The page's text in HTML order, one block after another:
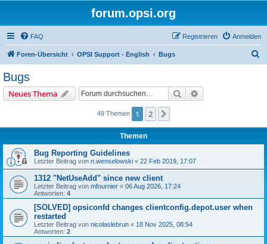
forum.opsi.org
FAQ Anmelden
Registrieren
Foren-Übersicht OPSI Support - English Bugs
Bugs
Neues Thema Suche
49 Themen 1 2
Themen
Bug Reporting Guidelines
Letzter Beitrag von n.wenselowski « 22 Feb 2019, 17:07
1312 "NetUseAdd" since new client
Letzter Beitrag von mfournier « 06 Aug 2026, 17:24
Antworten: 4
[SOLVED] opsiconfd changes clientconfig.depot.user when
restarted
Letzter Beitrag von nicolaslebrun « 18 Nov 2025, 08:54
Antworten: 2